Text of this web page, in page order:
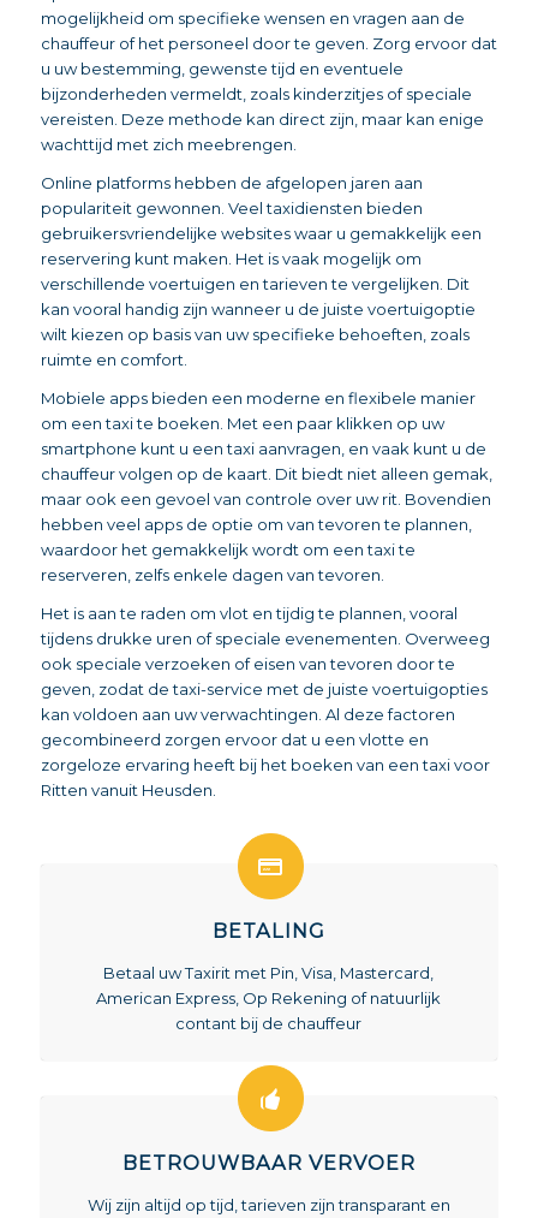
mogelijkheid om specifieke wensen en vragen aan de
chauffeur of het personeel door te geven. Zorg ervoor dat
u uw bestemming, gewenste tijd en eventuele
bijzonderheden vermeldt, zoals kinderzitjes of speciale
vereisten. Deze methode kan direct zijn, maar kan enige
wachttijd met zich meebrengen.
Online platforms hebben de afgelopen jaren aan
populariteit gewonnen. Veel taxidiensten bieden
gebruikersvriendelijke websites waar u gemakkelijk een
reservering kunt maken. Het is vaak mogelijk om
verschillende voertuigen en tarieven te vergelijken. Dit
kan vooral handig zijn wanneer u de juiste voertuigoptie
wilt kiezen op basis van uw specifieke behoeften, zoals
ruimte en comfort.
Mobiele apps bieden een moderne en flexibele manier
om een taxi te boeken. Met een paar klikken op uw
smartphone kunt u een taxi aanvragen, en vaak kunt u de
chauffeur volgen op de kaart. Dit biedt niet alleen gemak,
maar ook een gevoel van controle over uw rit. Bovendien
hebben veel apps de optie om van tevoren te plannen,
waardoor het gemakkelijk wordt om een taxi te
reserveren, zelfs enkele dagen van tevoren.
Het is aan te raden om vlot en tijdig te plannen, vooral
tijdens drukke uren of speciale evenementen. Overweeg
ook speciale verzoeken of eisen van tevoren door te
geven, zodat de taxi-service met de juiste voertuigopties
kan voldoen aan uw verwachtingen. Al deze factoren
gecombineerd zorgen ervoor dat u een vlotte en
zorgeloze ervaring heeft bij het boeken van een taxi voor
Ritten vanuit Heusden.
BETALING
Betaal uw Taxirit met Pin, Visa, Mastercard,
American Express, Op Rekening of natuurlijk
contant bij de chauffeur
BETROUWBAAR VERVOER
Wij zijn altijd op tijd, tarieven zijn transparant en